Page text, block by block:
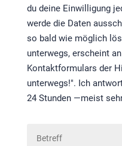
du deine Einwilligung
werde die Daten
so bald wie möglich
unterwegs, erscheint
Kontaktformulars der
unterwegs!". Ich
24 Stunden —meist